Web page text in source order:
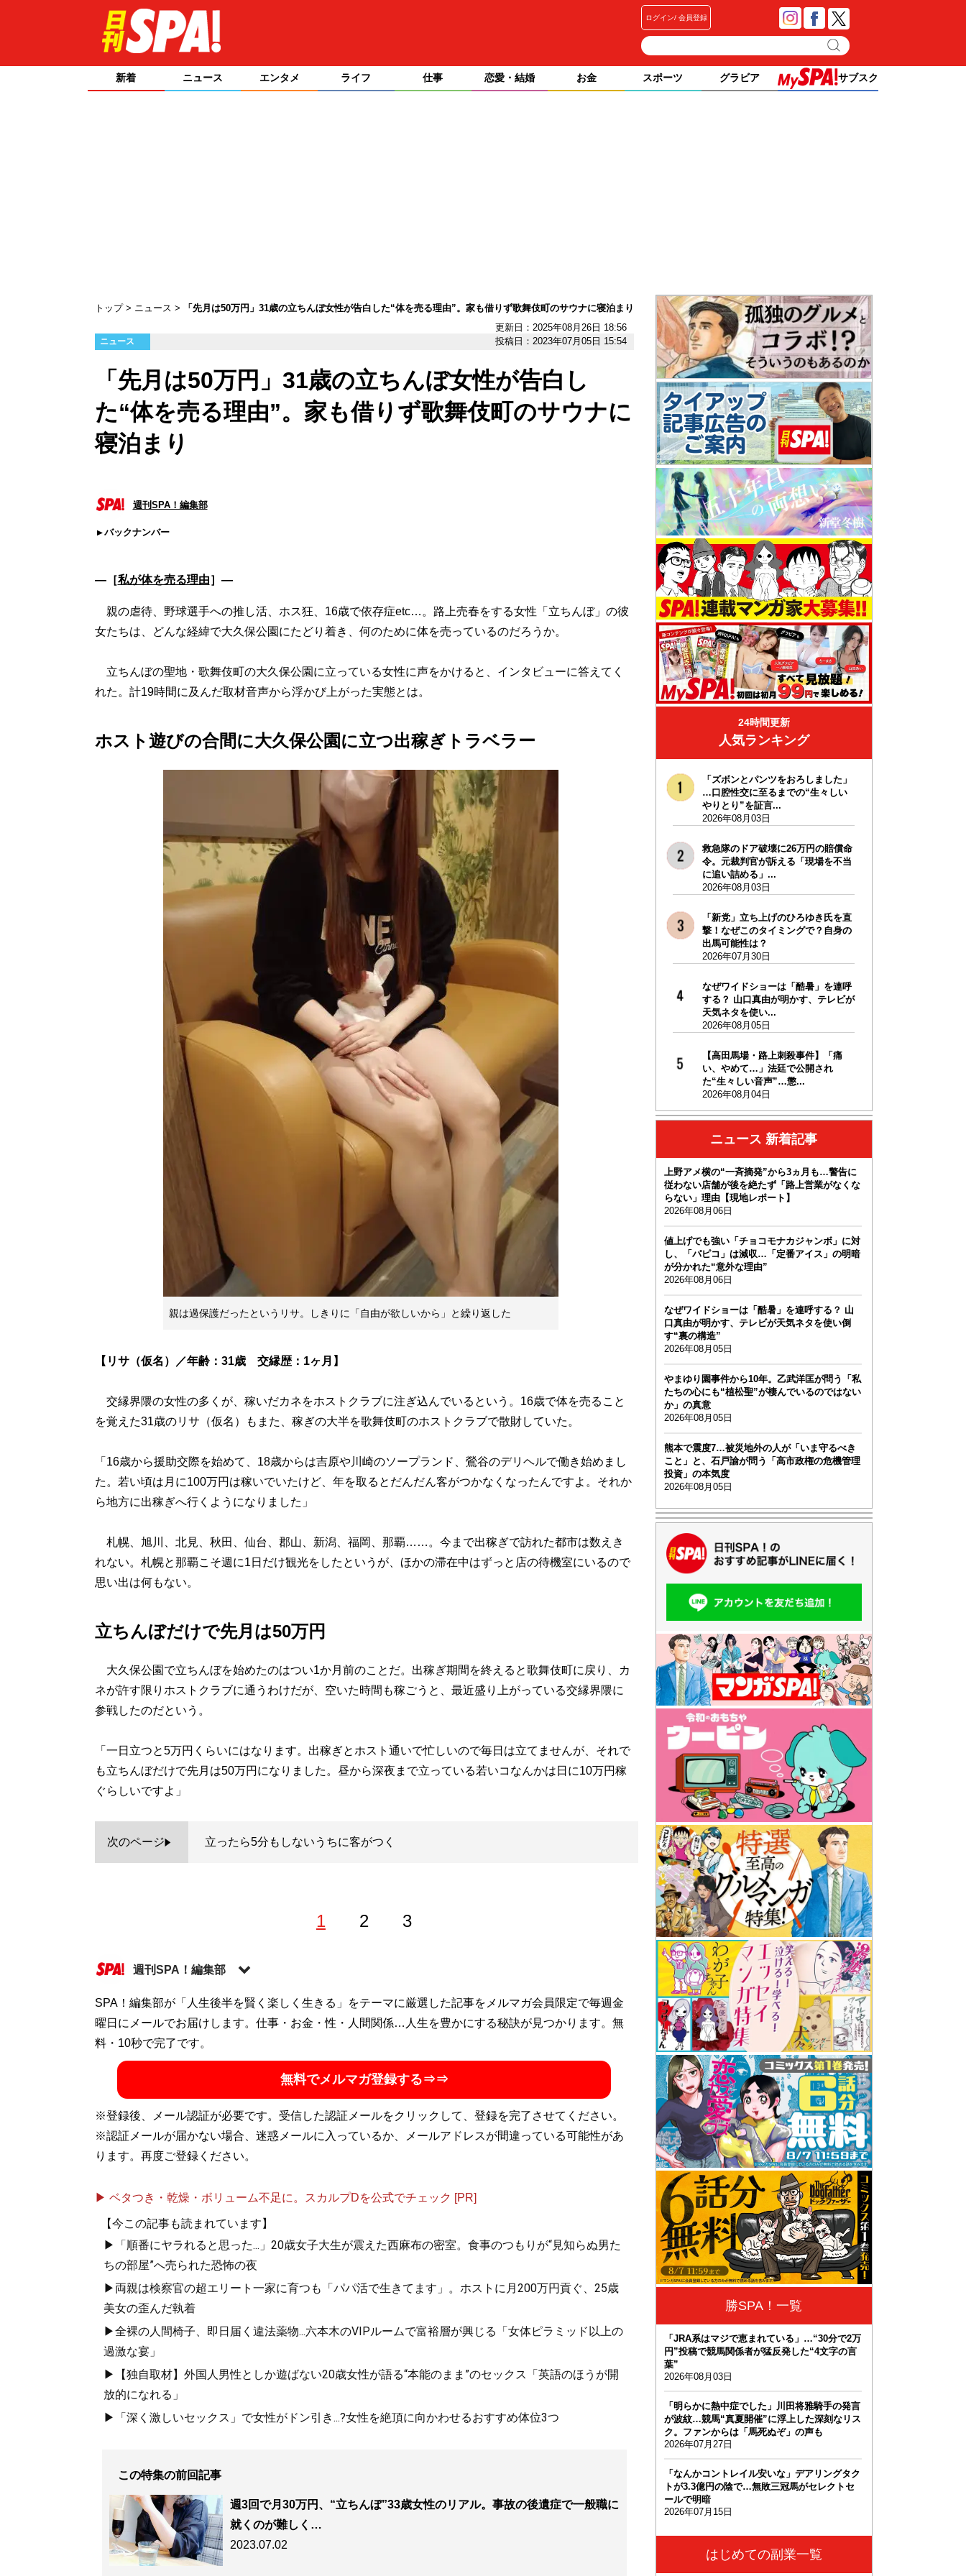
ログイン 会員登録
新着 ニュース エンタメ ライフ 仕事 恋愛・結婚 お金 スポーツ グラビア サブスク
トップ ニュース
「先月は50万円」31歳の立ちんぼ女性が告白した“体を売る理由”。家も借りず歌舞伎町のサウナに寝泊まり
更新日：2025年08月26日 18:56
ニュース 投稿日：2023年07月05日 15:54
「先月は50万円」31歳の立ちんぼ女性が告白し
た“体を売る理由”。家も借りず歌舞伎町のサウナに
寝泊まり
週刊SPA！編集部
バックナンバー
―［私が体を売る理由］―
親の虐待、野球選手への推し活、ホス狂、16歳で依存症etc…。路上売春をする女性「立ちんぼ」の彼
女たちは、どんな経緯で大久保公園にたどり着き、何のために体を売っているのだろうか。
立ちんぼの聖地・歌舞伎町の大久保公園に立っている女性に声をかけると、インタビューに答えてく
れた。計19時間に及んだ取材音声から浮かび上がった実態とは。
ホスト遊びの合間に大久保公園に立つ出稼ぎトラベラー
親は過保護だったというリサ。しきりに「自由が欲しいから」と繰り返した
【リサ（仮名）／年齢：31歳 交縁歴：1ヶ月】
交縁界隈の女性の多くが、稼いだカネをホストクラブに注ぎ込んでいるという。16歳で体を売ること
を覚えた31歳のリサ（仮名）もまた、稼ぎの大半を歌舞伎町のホストクラブで散財していた。
「16歳から援助交際を始めて、18歳からは吉原や川崎のソープランド、鶯谷のデリヘルで働き始めまし
た。若い頃は月に100万円は稼いでいたけど、年を取るとだんだん客がつかなくなったんですよ。それか
ら地方に出稼ぎへ行くようになりました」
札幌、旭川、北見、秋田、仙台、郡山、新潟、福岡、那覇……。今まで出稼ぎで訪れた都市は数えき
れない。札幌と那覇こそ週に1日だけ観光をしたというが、ほかの滞在中はずっと店の待機室にいるので
思い出は何もない。
立ちんぼだけで先月は50万円
大久保公園で立ちんぼを始めたのはつい1か月前のことだ。出稼ぎ期間を終えると歌舞伎町に戻り、カ
ネが許す限りホストクラブに通うわけだが、空いた時間も稼ごうと、最近盛り上がっている交縁界隈に
参戦したのだという。
「一日立つと5万円くらいにはなります。出稼ぎとホスト通いで忙しいので毎日は立てませんが、それで
も立ちんぼだけで先月は50万円になりました。昼から深夜まで立っている若いコなんかは日に10万円稼
ぐらしいですよ」
次のページ 立ったら5分もしないうちに客がつく
1 2 3
週刊SPA！編集部
記事一覧へ
SPA！編集部が「人生後半を賢く楽しく生きる」をテーマに厳選した記事をメルマガ会員限定で毎週金
曜日にメールでお届けします。仕事・お金・性・人間関係…人生を豊かにする秘訣が見つかります。無
料・10秒で完了です。
無料でメルマガ登録する⇒⇒
※登録後、メール認証が必要です。受信した認証メールをクリックして、登録を完了させてください。
※認証メールが届かない場合、迷惑メールに入っているか、メールアドレスが間違っている可能性があ
ります。再度ご登録ください。
▶ ベタつき・乾燥・ボリューム不足に。スカルプDを公式でチェック [PR]
【今この記事も読まれています】
▶「順番にヤラれると思った...」20歳女子大生が震えた西麻布の密室。食事のつもりが“見知らぬ男た
ちの部屋”へ売られた恐怖の夜
▶両親は検察官の超エリート一家に育つも「パパ活で生きてます」。ホストに月200万円貢ぐ、25歳
美女の歪んだ執着
▶全裸の人間椅子、即日届く違法薬物...六本木のVIPルームで富裕層が興じる「女体ピラミッド以上の
過激な宴」
▶【独自取材】外国人男性としか遊ばない20歳女性が語る“本能のまま”のセックス「英語のほうが開
放的になれる」
▶「深く激しいセックス」で女性がドン引き...?女性を絶頂に向かわせるおすすめ体位3つ
この特集の前回記事
週3回で月30万円、“立ちんぼ”33歳女性のリアル。事故の後遺症で一般職に
就くのが難しく…
2023.07.02
24時間更新
人気ランキング
「ズボンとパンツをおろしました」
…口腔性交に至るまでの“生々しい
やりとり”を証言...
2026年08月03日
救急隊のドア破壊に26万円の賠償命
令。元裁判官が訴える「現場を不当
に追い詰める」...
2026年08月03日
「新党」立ち上げのひろゆき氏を直
撃！なぜこのタイミングで？自身の
出馬可能性は？
2026年07月30日
なぜワイドショーは「酷暑」を連呼
する？ 山口真由が明かす、テレビが
天気ネタを使い...
2026年08月05日
【高田馬場・路上刺殺事件】「痛
い、やめて…」法廷で公開され
た“生々しい音声”…懲...
2026年08月04日
ニュース 新着記事
上野アメ横の“一斉摘発”から3ヵ月も…警告に
従わない店舗が後を絶たず「路上営業がなくな
らない」理由【現地レポート】
2026年08月06日
値上げでも強い「チョコモナカジャンボ」に対
し、「パピコ」は減収…「定番アイス」の明暗
が分かれた“意外な理由”
2026年08月06日
なぜワイドショーは「酷暑」を連呼する？ 山
口真由が明かす、テレビが天気ネタを使い倒
す“裏の構造”
2026年08月05日
やまゆり園事件から10年。乙武洋匡が問う「私
たちの心にも“植松聖”が棲んでいるのではない
か」の真意
2026年08月05日
熊本で震度7…被災地外の人が「いま守るべき
こと」と、石戸諭が問う「高市政権の危機管理
投資」の本気度
2026年08月05日
勝SPA！一覧
「JRA系はマジで恵まれている」…“30分で2万
円”投稿で競馬関係者が猛反発した“4文字の言
葉”
2026年08月03日
「明らかに熱中症でした」川田将雅騎手の発言
が波紋…競馬“真夏開催”に浮上した深刻なリス
ク。ファンからは「馬死ぬぞ」の声も
2026年07月27日
「なんかコントレイル安いな」デアリングタク
トが3.3億円の陰で…無敗三冠馬がセレクトセ
ールで明暗
2026年07月15日
はじめての副業一覧